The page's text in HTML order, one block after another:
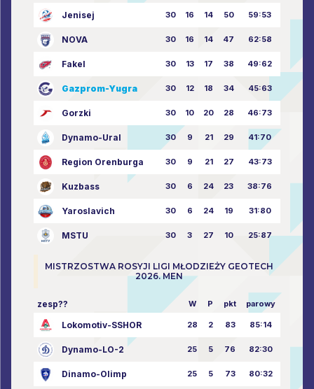
Jenisej 30 16 14 50 59:53
NOVA 30 16 14 47 62:58
Fakel 30 13 17 38 49:62
Gazprom-Yugra 30 12 18 34 45:63
Gorzki 30 10 20 28 46:73
Dynamo-Ural 30 9 21 29 41:70
Region Orenburga 30 9 21 27 43:73
Kuzbass 30 6 24 23 38:76
Yaroslavich 30 6 24 19 31:80
MSTU 30 3 27 10 25:87
MISTRZOSTWA ROSYJI LIGI MŁODZIEŻY GEOTECH
2026. MEN
zesp?? W P pkt parowy
Lokomotiv-SSHOR 28 2 83 85:14
Dynamo-LO-2 25 5 76 82:30
Dinamo-Olimp 25 5 73 80:32